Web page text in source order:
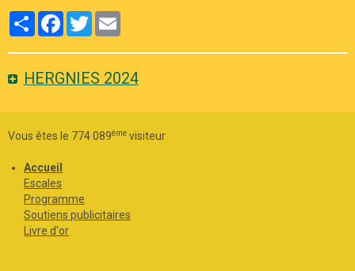
PartagerFacebook
Twitter
HERGNIES 2024
Vous êtes le 774 089ème visiteur
Accueil
Escales
Programme
Soutiens publicitaires
Livre d'or